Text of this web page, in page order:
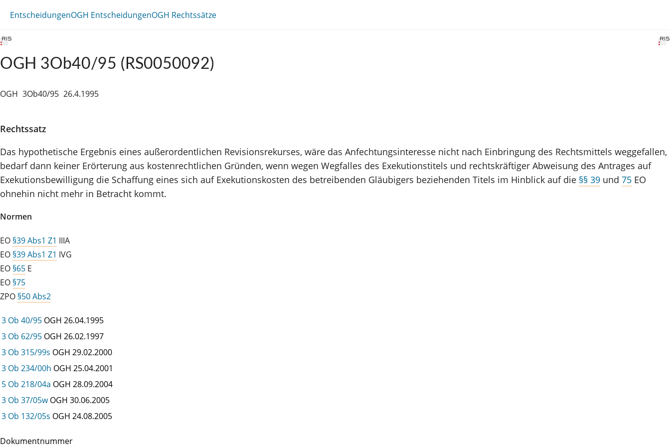
EntscheidungenOGH EntscheidungenOGH Rechtssätze
OGH 3Ob40/95 (RS0050092)
OGH 3Ob40/95 26.4.1995
Rechtssatz
Das hypothetische Ergebnis eines außerordentlichen Revisionsrekurses, wäre das Anfechtungsinteresse nicht nach Einbringung des Rechtsmittels weggefallen,
bedarf dann keiner Erörterung aus kostenrechtlichen Gründen, wenn wegen Wegfalles des Exekutionstitels und rechtskräftiger Abweisung des Antrages auf
Exekutionsbewilligung die Schaffung eines sich auf Exekutionskosten des betreibenden Gläubigers beziehenden Titels im Hinblick auf die §§ 39 und 75 EO
ohnehin nicht mehr in Betracht kommt.
Normen
EO §39 Abs1 Z1 IIIA
EO §39 Abs1 Z1 IVG
EO §65 E
EO §75
ZPO §50 Abs2
3 Ob 40/95 OGH 26.04.1995
3 Ob 62/95 OGH 26.02.1997
3 Ob 315/99s OGH 29.02.2000
3 Ob 234/00h OGH 25.04.2001
5 Ob 218/04a OGH 28.09.2004
3 Ob 37/05w OGH 30.06.2005
3 Ob 132/05s OGH 24.08.2005
Dokumentnummer